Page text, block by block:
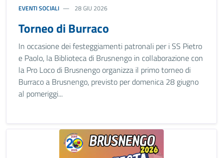
EVENTI SOCIALI 28 GIU 2026
Torneo di Burraco
In occasione dei festeggiamenti patronali per i SS Pietro
e Paolo, la Biblioteca di Brusnengo in collaborazione con
la Pro Loco di Brusnengo organizza il primo torneo di
Burraco a Brusnengo, previsto per domenica 28 giugno
al pomeriggi...